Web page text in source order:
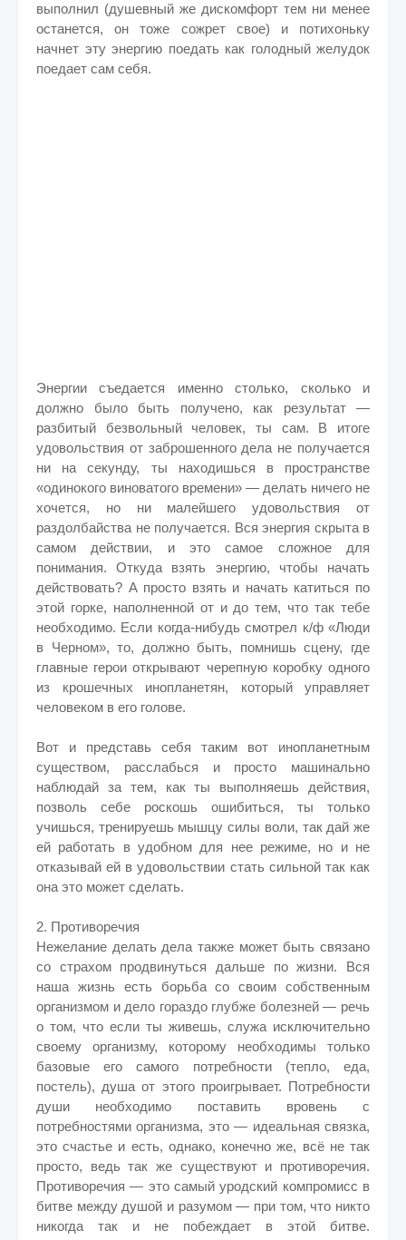
выполнил (душевный же дискомфорт тем ни менее
останется, он тоже сожрет свое) и потихоньку
начнет эту энергию поедать как голодный желудок
поедает сам себя.
Энергии съедается именно столько, сколько и
должно было быть получено, как результат —
разбитый безвольный человек, ты сам. В итоге
удовольствия от заброшенного дела не получается
ни на секунду, ты находишься в пространстве
«одинокого виноватого времени» — делать ничего не
хочется, но ни малейшего удовольствия от
раздолбайства не получается. Вся энергия скрыта в
самом действии, и это самое сложное для
понимания. Откуда взять энергию, чтобы начать
действовать? А просто взять и начать катиться по
этой горке, наполненной от и до тем, что так тебе
необходимо. Если когда-нибудь смотрел к/ф «Люди
в Черном», то, должно быть, помнишь сцену, где
главные герои открывают черепную коробку одного
из крошечных инопланетян, который управляет
человеком в его голове.
Вот и представь себя таким вот инопланетным
существом, расслабься и просто машинально
наблюдай за тем, как ты выполняешь действия,
позволь себе роскошь ошибиться, ты только
учишься, тренируешь мышцу силы воли, так дай же
ей работать в удобном для нее режиме, но и не
отказывай ей в удовольствии стать сильной так как
она это может сделать.
2. Противоречия
Нежелание делать дела также может быть связано
со страхом продвинуться дальше по жизни. Вся
наша жизнь есть борьба со своим собственным
организмом и дело гораздо глубже болезней — речь
о том, что если ты живешь, служа исключительно
своему организму, которому необходимы только
базовые его самого потребности (тепло, еда,
постель), душа от этого проигрывает. Потребности
души необходимо поставить вровень с
потребностями организма, это — идеальная связка,
это счастье и есть, однако, конечно же, всё не так
просто, ведь так же существуют и противоречия.
Противоречия — это самый уродский компромисс в
битве между душой и разумом — при том, что никто
никогда так и не побеждает в этой битве.